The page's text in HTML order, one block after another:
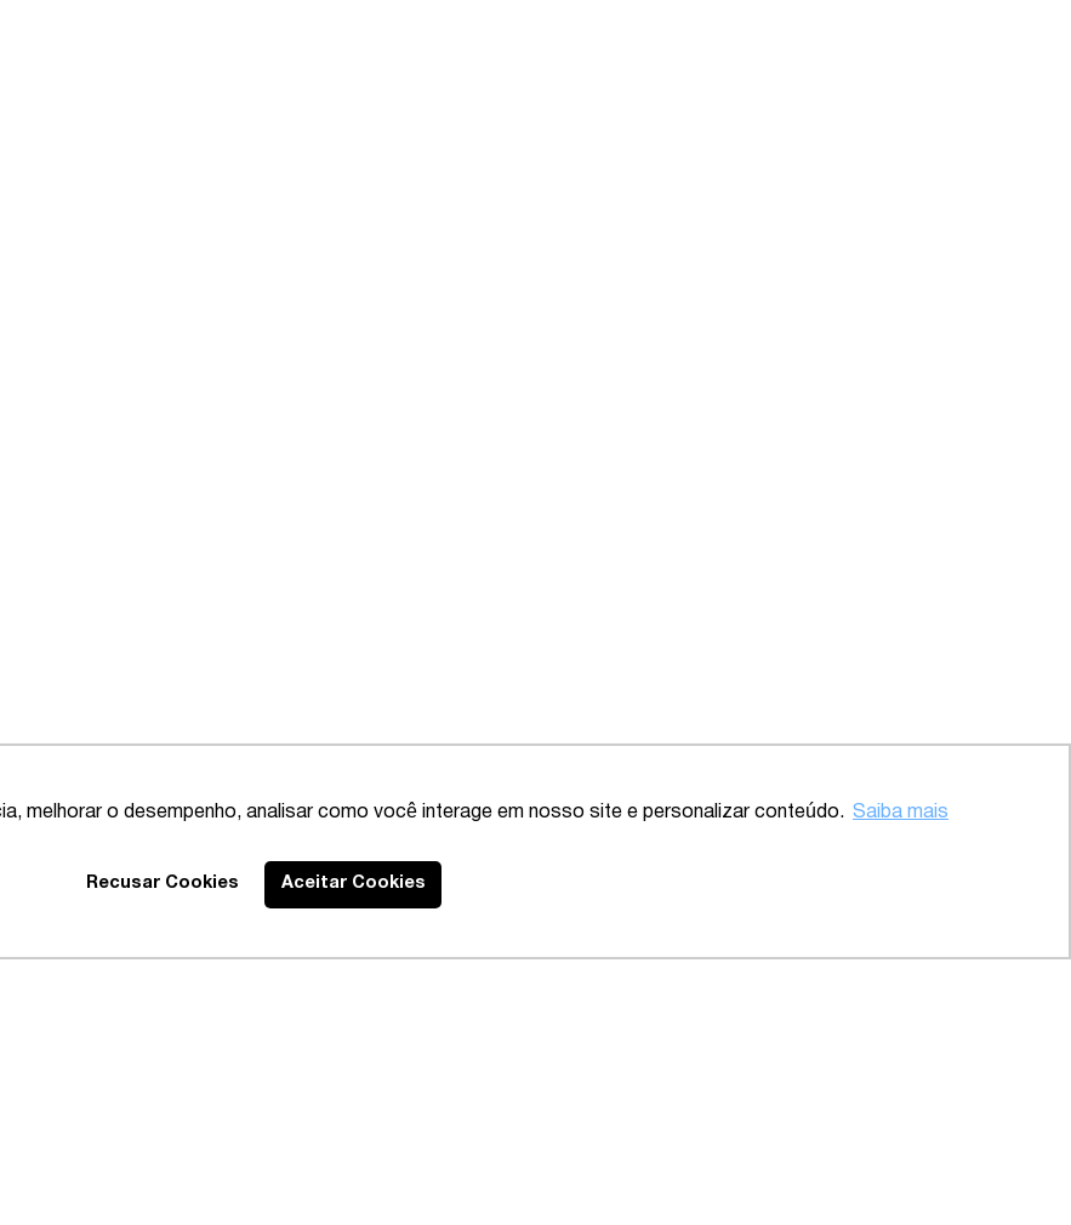
melhorar o desempenho, analisar como você interage em nosso site e personalizar conteúdo. Saiba mais
Recusar Cookies Aceitar Cookies